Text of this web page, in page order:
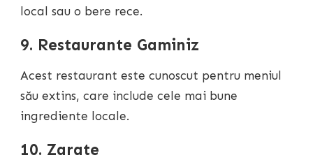
local sau o bere rece.
9. Restaurante Gaminiz
Acest restaurant este cunoscut pentru meniul
său extins, care include cele mai bune
ingrediente locale.
10. Zarate